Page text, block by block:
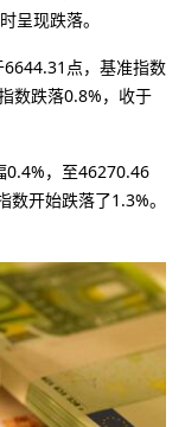
呈现跌落。
点，基准指数
数跌落0.8%，收于
0.4%，至46270.46
开始跌落了1.3%。